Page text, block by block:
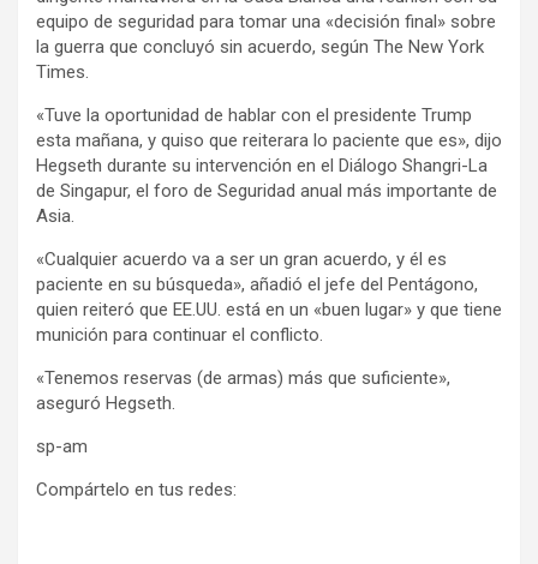
equipo de seguridad para tomar una «decisión final» sobre
la guerra que concluyó sin acuerdo, según The New York
Times.
«Tuve la oportunidad de hablar con el presidente Trump
esta mañana, y quiso que reiterara lo paciente que es», dijo
Hegseth durante su intervención en el Diálogo Shangri-La
de Singapur, el foro de Seguridad anual más importante de
Asia.
«Cualquier acuerdo va a ser un gran acuerdo, y él es
paciente en su búsqueda», añadió el jefe del Pentágono,
quien reiteró que EE.UU. está en un «buen lugar» y que tiene
munición para continuar el conflicto.
«Tenemos reservas (de armas) más que suficiente»,
aseguró Hegseth.
sp-am
Compártelo en tus redes: